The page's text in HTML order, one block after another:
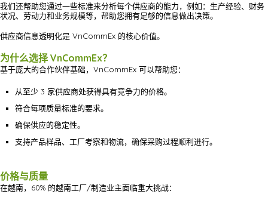
我们还帮助您通过一些标准来分析每个供应商的能力，例如：生产经验、财务
状况、劳动力和业务规模等，帮助您拥有足够的信息做出决策。
供应商信息透明化是 VnCommEx 的核心价值。
为什么选择 VnCommEx？
基于庞大的合作伙伴基础，VnCommEx 可以帮助您：
从至少 3 家供应商处获得具有竞争力的价格。
符合每项质量标准的要求。
确保供应的稳定性。
支持产品样品、工厂考察和物流，确保采购过程顺利进行。
价格与质量
在越南，60% 的越南工厂/制造业主面临重大挑战：